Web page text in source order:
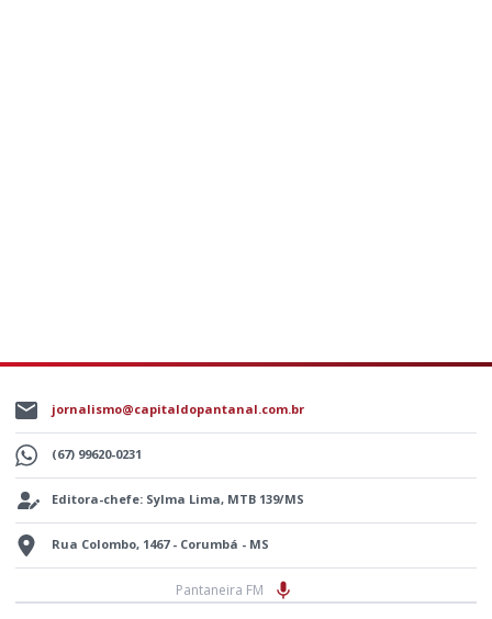
jornalismo@capitaldopantanal.com.br
(67) 99620-0231
Editora-chefe: Sylma Lima, MTB 139/MS
Rua Colombo, 1467 - Corumbá - MS
Pantaneira FM